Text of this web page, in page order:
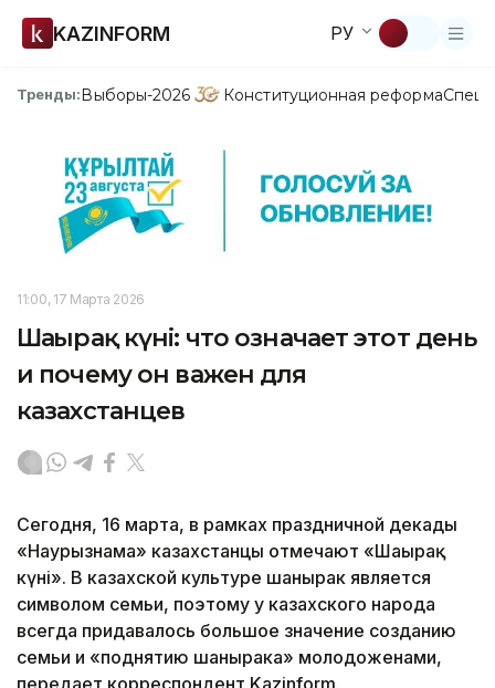
KAZINFORM РУ
Тренды:Выборы-2026 Конституционная реформа
11:00, 17 Марта 2026
Шаңырақ күні: что означает этот день
и почему он важен для
казахстанцев
Сегодня, 16 марта, в рамках праздничной декады
«Наурызнама» казахстанцы отмечают «Шаңырақ
күні». В казахской культуре шанырак является
символом семьи, поэтому у казахского народа
всегда придавалось большое значение созданию
семьи и «поднятию шанырака» молодоженами,